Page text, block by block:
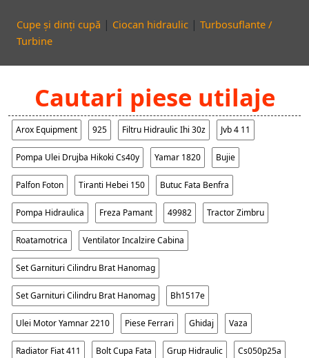
Cupe și dinți cupă | Ciocan hidraulic | Turbosuflante /
Turbine
Cautari piese utilaje
Arox Equipment 925 Filtru Hidraulic Ihi 30z Jvb 4 11
Pompa Ulei Drujba Hikoki Cs40y Yamar 1820 Bujie
Palfon Foton Tiranti Hebei 150 Butuc Fata Benfra
Pompa Hidraulica Freza Pamant 49982 Tractor Zimbru
Roatamotrica Ventilator Incalzire Cabina
Set Garnituri Cilindru Brat Hanomag
Set Garnituri Cilindru Brat Hanomag Bh1517e
Ulei Motor Yamnar 2210 Piese Ferrari Ghidaj Vaza
Radiator Fiat 411 Bolt Cupa Fata Grup Hidraulic Cs050p25a